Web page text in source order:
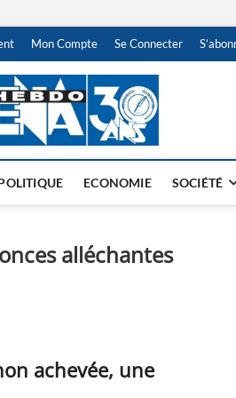
Mon Compte Se Connecter
ECONOMIE SOCIÉTÉ
alléchantes
achevée, une